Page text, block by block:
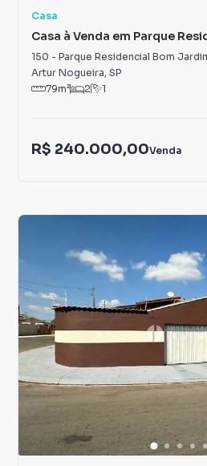
Casa
Casa à Venda em Parque
150 - Parque Residencial Bom
Artur Nogueira, SP
79m² 2 1
R$ 240.000,00Venda